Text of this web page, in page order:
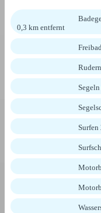
0,3 km entfernt
Freibad